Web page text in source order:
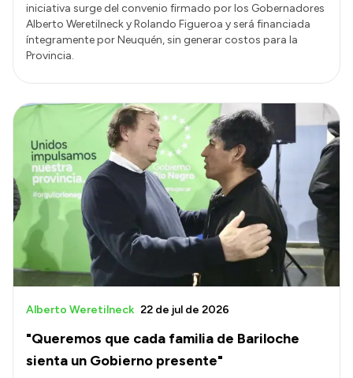
iniciativa surge del convenio firmado por los Gobernadores
Alberto Weretilneck y Rolando Figueroa y será financiada
íntegramente por Neuquén, sin generar costos para la
Provincia.
"Queremos que cada familia de Bariloche
sienta un Gobierno presente"
Alberto Weretilneck 22 de jul de 2026